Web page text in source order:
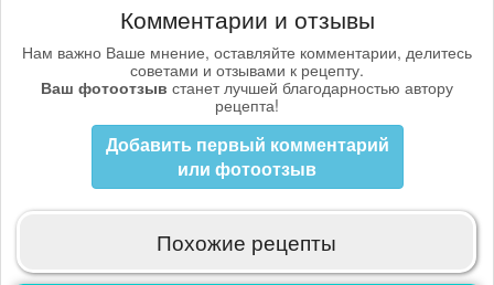
Комментарии и отзывы
Нам важно Ваше мнение, оставляйте комментарии, делитесь
советами и отзывами к рецепту.
Ваш фотоотзыв станет лучшей благодарностью автору
рецепта!
Добавить первый комментарий
или фотоотзыв
Похожие рецепты